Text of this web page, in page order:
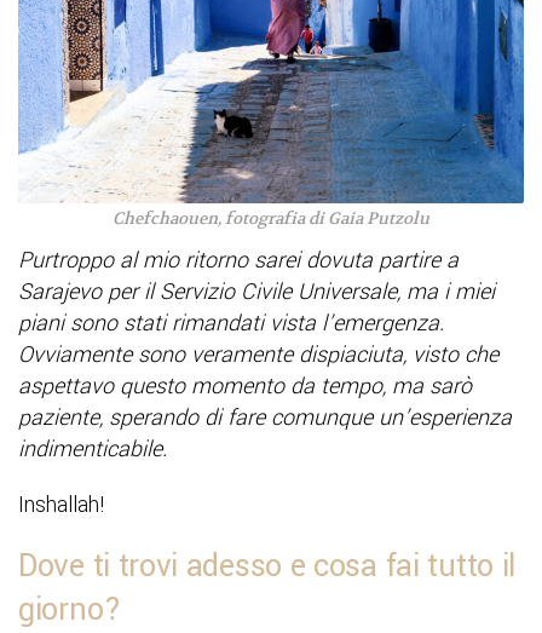
Chefchaouen, fotografia di Gaia Putzolu
Purtroppo al mio ritorno sarei dovuta partire a
Sarajevo per il Servizio Civile Universale, ma i miei
piani sono stati rimandati vista l’emergenza.
Ovviamente sono veramente dispiaciuta, visto che
aspettavo questo momento da tempo, ma sarò
paziente, sperando di fare comunque un’esperienza
indimenticabile.
Inshallah!
Dove ti trovi adesso e cosa fai tutto il
giorno?